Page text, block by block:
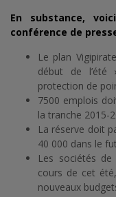
En substance,
conférence de
Le plan
début de
protection de
7500 emplois
la tranche 2015-
La réserve doit
40 000 dans le
Les sociétés
cours de cet
nouveaux